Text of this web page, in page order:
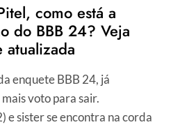
como está a
do BBB 24? Veja
atualizada
enquete BBB 24, já
voto para sair.
e sister se encontra na corda